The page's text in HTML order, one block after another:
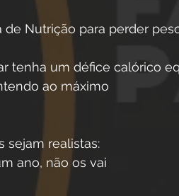
Nutrição para perder
tenha um défice calórico
ao máximo
sejam realistas:
ano, não os vai